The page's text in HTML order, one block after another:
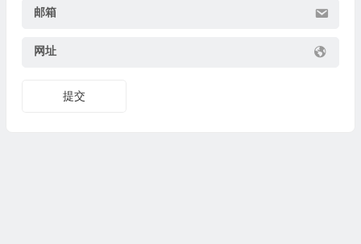
邮箱
网址
提交